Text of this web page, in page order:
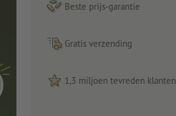
Beste prijs-garantie
Gratis verzending
1,3 miljoen tevreden klanten